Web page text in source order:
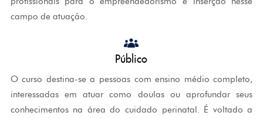
campo de atuação.
Público
O curso destina-se a pessoas com ensino médio completo,
interessadas em atuar como doulas ou aprofundar seus
conhecimentos na área do cuidado perinatal. É voltado a